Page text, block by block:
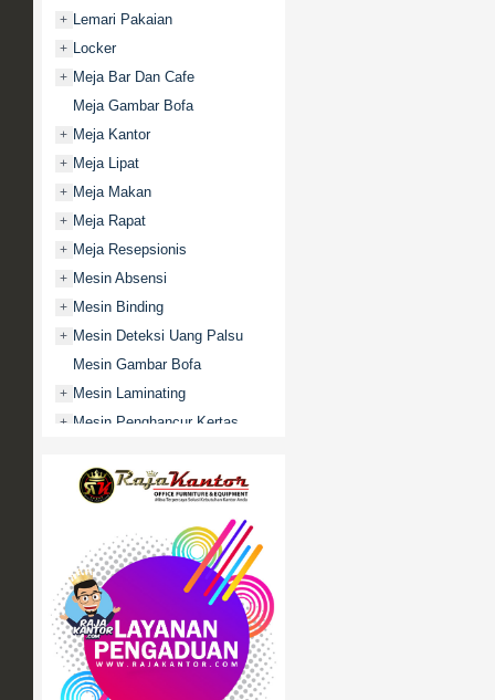
+ Lemari Pakaian
+ Locker
+ Meja Bar Dan Cafe
Meja Gambar Bofa
+ Meja Kantor
+ Meja Lipat
+ Meja Makan
+ Meja Rapat
+ Meja Resepsionis
+ Mesin Absensi
+ Mesin Binding
+ Mesin Deteksi Uang Palsu
Mesin Gambar Bofa
+ Mesin Laminating
+ Mesin Penghancur Kertas
Mobile File / Roll O Pack
Movitex
Paper Cutter
Partisi Kantor
Promo
+ Rak Serbaguna
+ Ranjang Besi
+ Sofa Kantor